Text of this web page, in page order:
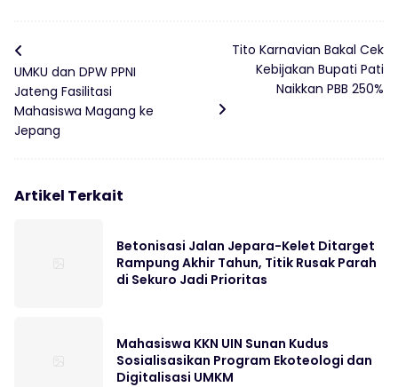
UMKU dan DPW PPNI
Jateng Fasilitasi
Mahasiswa Magang ke
Jepang
Tito Karnavian Bakal Cek
Kebijakan Bupati Pati
Naikkan PBB 250%
Artikel Terkait
Betonisasi Jalan Jepara-Kelet Ditarget
Rampung Akhir Tahun, Titik Rusak Parah
di Sekuro Jadi Prioritas
Mahasiswa KKN UIN Sunan Kudus
Sosialisasikan Program Ekoteologi dan
Digitalisasi UMKM